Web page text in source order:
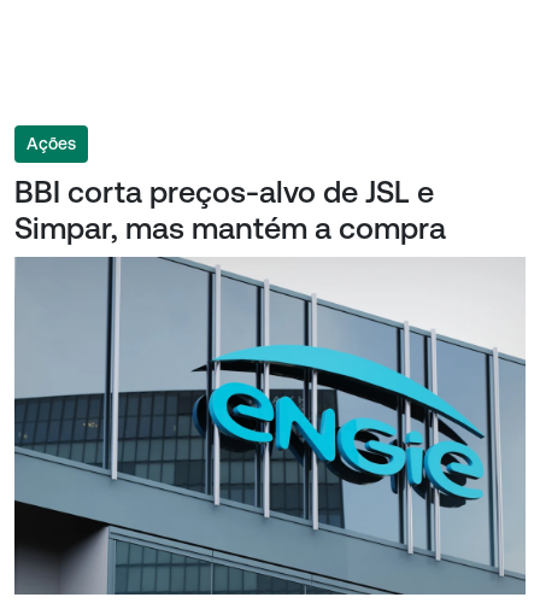
Ações
BBI corta preços-alvo de JSL e
Simpar, mas mantém a compra